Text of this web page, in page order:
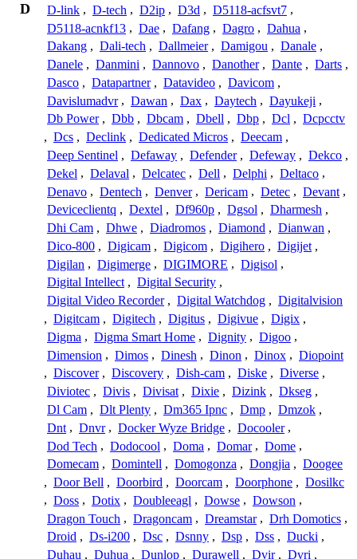
D D-link , D-tech , D2ip , D3d , D5118-acfsvt7 ,
D5118-acnkf13 , Dae , Dafang , Dagro , Dahua ,
Dakang , Dali-tech , Dallmeier , Damigou , Danale ,
Danele , Danmini , Dannovo , Danother , Dante , Darts ,
Dasco , Datapartner , Datavideo , Davicom ,
Davislumadvr , Dawan , Dax , Daytech , Dayukeji ,
Db Power , Dbb , Dbcam , Dbell , Dbp , Dcl , Dcpcctv
, Dcs , Declink , Dedicated Micros , Deecam ,
Deep Sentinel , Defaway , Defender , Defeway , Dekco ,
Dekel , Delaval , Delcatec , Dell , Delphi , Deltaco ,
Denavo , Dentech , Denver , Dericam , Detec , Devant ,
Deviceclientq , Dextel , Df960p , Dgsol , Dharmesh ,
Dhi Cam , Dhwe , Diadromos , Diamond , Dianwan ,
Dico-800 , Digicam , Digicom , Digihero , Digijet ,
Digilan , Digimerge , DIGIMORE , Digisol ,
Digital Intellect , Digital Security ,
Digital Video Recorder , Digital Watchdog , Digitalvision
, Digitcam , Digitech , Digitus , Digivue , Digix ,
Digma , Digma Smart Home , Dignity , Digoo ,
Dimension , Dimos , Dinesh , Dinon , Dinox , Diopoint
, Discover , Discovery , Dish-cam , Diske , Diverse ,
Diviotec , Divis , Divisat , Dixie , Dizink , Dkseg ,
Dl Cam , Dlt Plenty , Dm365 Ipnc , Dmp , Dmzok ,
Dnt , Dnvr , Docker Wyze Bridge , Docooler ,
Dod Tech , Dodocool , Doma , Domar , Dome ,
Domecam , Domintell , Domogonza , Dongjia , Doogee
, Door Bell , Doorbird , Doorcam , Doorphone , Dosilkc
, Doss , Dotix , Doubleeagl , Dowse , Dowson ,
Dragon Touch , Dragoncam , Dreamstar , Drh Domotics ,
Droid , Ds-i200 , Dsc , Dsnny , Dsp , Dss , Ducki ,
Duhau , Duhua , Dunlop , Durawell , Dvir , Dvri ,